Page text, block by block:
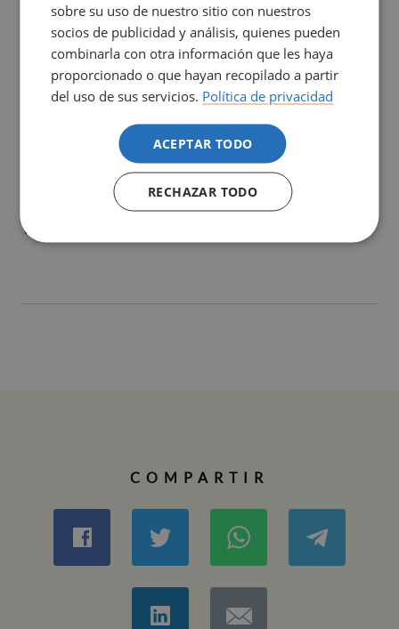
Jesuïtes Sarrià Sant Ignasi: Marta (enfermera) y María
Victoria (alumna Máster Salud Escolar ESIMar)
COMPARTIR
sobre su uso de nuestro sitio con nuestros
socios de publicidad y análisis, quienes pueden
combinarla con otra información que les haya
proporcionado o que hayan recopilado a partir
del uso de sus servicios. Política de privacidad
ACEPTAR TODO
RECHAZAR TODO